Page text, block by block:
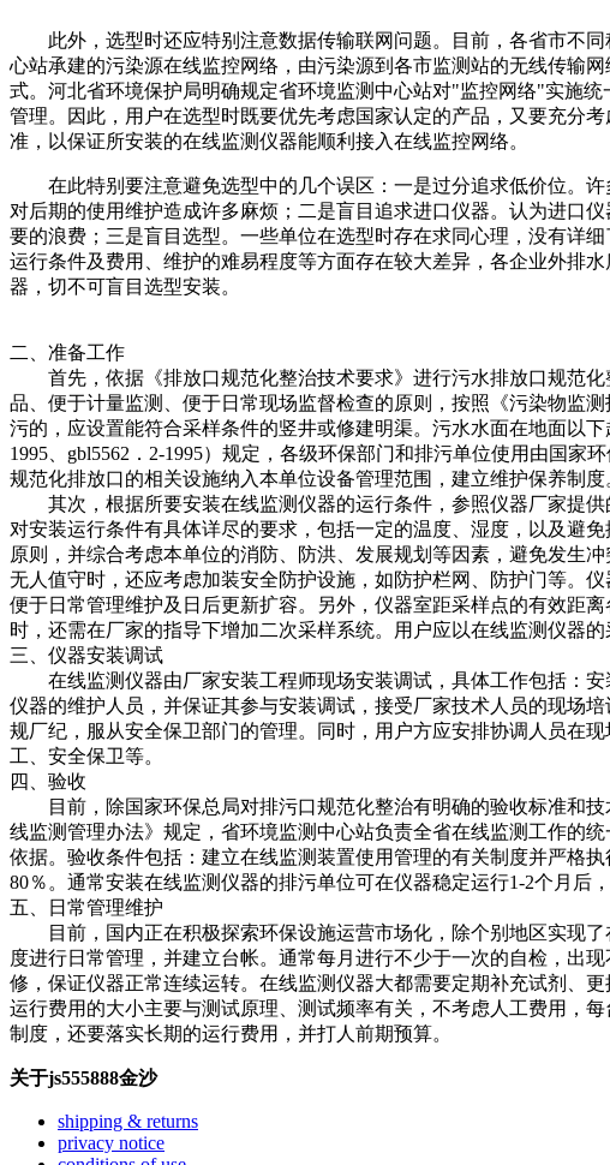
此外，选型时还应特别注意数据传输联网问题。目前，各省市不同
心站承建的污染源在线监控网络，由污染源到各市监测站的无线传输
式。河北省环境保护局明确规定省环境监测中心站对"监控网络"实施
管理。因此，用户在选型时既要优先考虑国家认定的产品，又要充分
准，以保证所安装的在线监测仪器能顺利接入在线监控网络。
在此特别要注意避免选型中的几个误区：一是过分追求低价位。许
对后期的使用维护造成许多麻烦；二是盲目追求进口仪器。认为进口
要的浪费；三是盲目选型。一些单位在选型时存在求同心理，没有详
运行条件及费用、维护的难易程度等方面存在较大差异，各企业外排
器，切不可盲目选型安装。
二、准备工作
首先，依据《排放口规范化整治技术要求》进行污水排放口规范化
品、便于计量监测、便于日常现场监督检查的原则，按照《污染物监
污的，应设置能符合采样条件的竖井或修建明渠。污水水面在地面以
1995、gbl5562．2-1995）规定，各级环保部门和排污单位使用由国
规范化排放口的相关设施纳入本单位设备管理范围，建立维护保养制度
其次，根据所要安装在线监测仪器的运行条件，参照仪器厂家提供
对安装运行条件有具体详尽的要求，包括一定的温度、湿度，以及避
原则，并综合考虑本单位的消防、防洪、发展规划等因素，避免发生
无人值守时，还应考虑加装安全防护设施，如防护栏网、防护门等。
便于日常管理维护及日后更新扩容。另外，仪器室距采样点的有效距
时，还需在厂家的指导下增加二次采样系统。用户应以在线监测仪器
三、仪器安装调试
在线监测仪器由厂家安装工程师现场安装调试，具体工作包括：安
仪器的维护人员，并保证其参与安装调试，接受厂家技术人员的现场
规厂纪，服从安全保卫部门的管理。同时，用户方应安排协调人员在
工、安全保卫等。
四、验收
目前，除国家环保总局对排污口规范化整治有明确的验收标准和技
线监测管理办法》规定，省环境监测中心站负责全省在线监测工作的
依据。验收条件包括：建立在线监测装置使用管理的有关制度并严格
80％。通常安装在线监测仪器的排污单位可在仪器稳定运行1-2个月后
五、日常管理维护
目前，国内正在积极探索环保设施运营市场化，除个别地区实现了
度进行日常管理，并建立台帐。通常每月进行不少于一次的自检，出
修，保证仪器正常连续运转。在线监测仪器大都需要定期补充试剂、
运行费用的大小主要与测试原理、测试频率有关，不考虑人工费用，
制度，还要落实长期的运行费用，并打人前期预算。
关于js555888金沙
shipping & returns
privacy notice